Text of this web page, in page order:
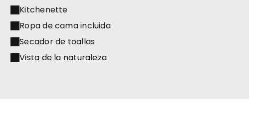
Kitchenette
Ropa de cama incluida
Secador de toallas
Vista de la naturaleza